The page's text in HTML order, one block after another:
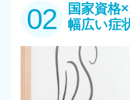
02
国家資格
幅広い症